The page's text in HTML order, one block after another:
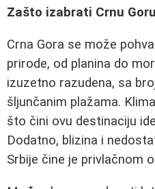
Zašto izabrati Crnu
Crna Gora se može
prirode, od planina do
izuzetno razudena, sa
šljunčanim plažama.
što čini ovu destinaciju
Dodatno, blizina i
Srbije čine je privlačnom